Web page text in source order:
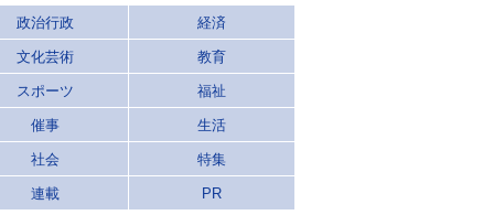
政治行政 経済
文化芸術 教育
スポーツ 福祉
催事 生活
社会 特集
連載 PR